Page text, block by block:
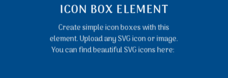
ICON BOX ELEMENT
Create simple icon boxes with this
element. Upload any SVG icon or image.
You can find beautiful SVG icons here: